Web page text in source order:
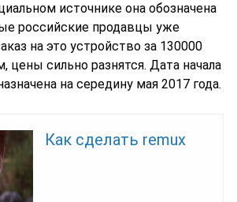
источнике она обозначена
российские продавцы уже
на это устройство за 130000
цены сильно разнятся. Дата начала
на середину мая 2017 года.
Как сделать remux